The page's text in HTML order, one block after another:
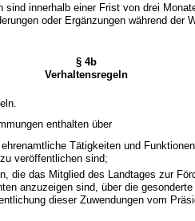
sind innerhalb einer Frist von drei
oder Ergänzungen während der
§ 4b
Verhaltensregeln
enthalten über
Tätigkeiten und
veröffentlichen sind;
die das Mitglied des Landtages zur
anzuzeigen sind, über die
dieser Zuwendungen vom